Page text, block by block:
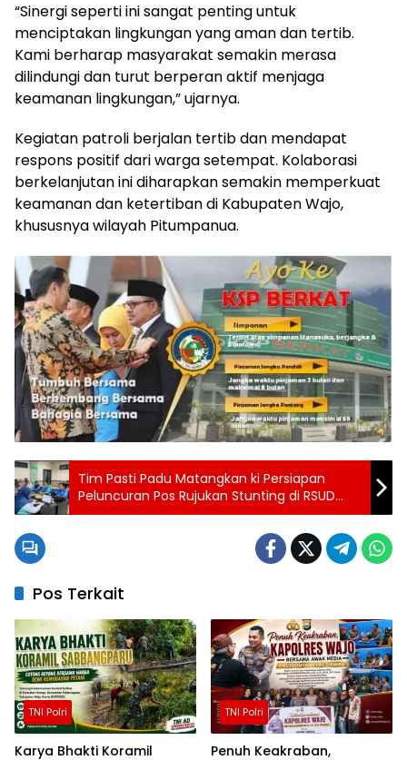
“Sinergi seperti ini sangat penting untuk
menciptakan lingkungan yang aman dan tertib.
Kami berharap masyarakat semakin merasa
dilindungi dan turut berperan aktif menjaga
keamanan lingkungan,” ujarnya.
Kegiatan patroli berjalan tertib dan mendapat
respons positif dari warga setempat. Kolaborasi
berkelanjutan ini diharapkan semakin memperkuat
keamanan dan ketertiban di Kabupaten Wajo,
khususnya wilayah Pitumpanua.
Tim Pasti Padu Matangkan ki Persiapan
Peluncuran Pos Rujukan Stunting di RSUD
Mamuju
Pos Terkait
TNI Polri
Karya Bhakti Koramil
TNI Polri
Penuh Keakraban,